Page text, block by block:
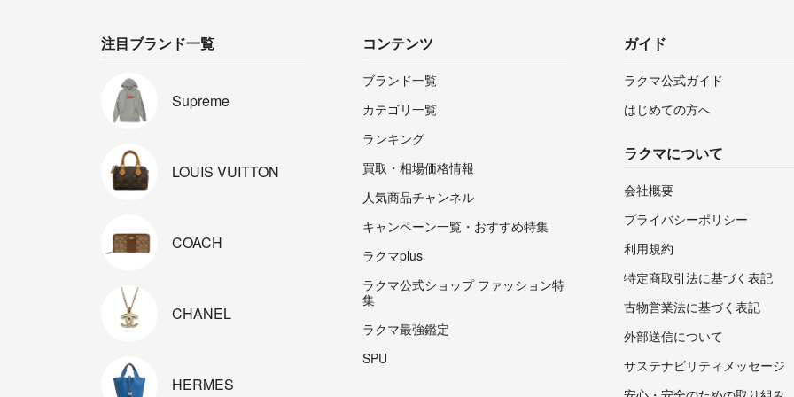
注目ブランド一覧
Supreme
LOUIS VUITTON
COACH
CHANEL
HERMES
コンテンツ
ブランド一覧
カテゴリ一覧
ランキング
買取・相場価格情報
人気商品チャンネル
キャンペーン一覧・おすすめ特集
ラクマplus
ラクマ公式ショップ ファッション特
集
ラクマ最強鑑定
SPU
ガイド
ラクマ公式ガイド
はじめての方へ
ラクマについて
会社概要
プライバシーポリシー
利用規約
特定商取引法に基づく表記
古物営業法に基づく表記
外部送信について
サステナビリティメッセージ